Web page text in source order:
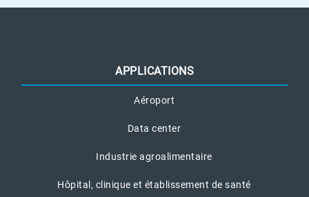
APPLICATIONS
Aéroport
Data center
Industrie agroalimentaire
Hôpital, clinique et établissement de santé